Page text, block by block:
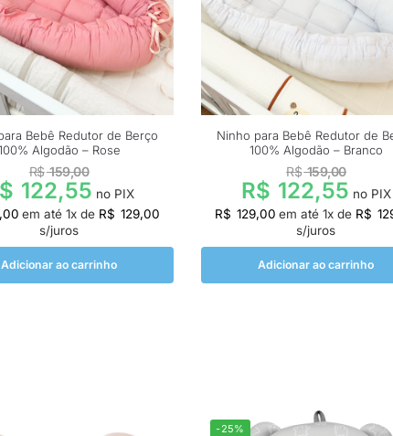
Bebê Redutor de Berço
Algodão – Rose
R$159,00
122,55 no PIX
em até1x de R$ 129,00
s/juros
Adicionar ao carrinho
Ninho para Bebê Redutor de
100% Algodão – Branco
R$159,00
R$ 122,55 no PIX
R$ 129,00 em até1x de R$
s/juros
Adicionar ao carrinho
-25%